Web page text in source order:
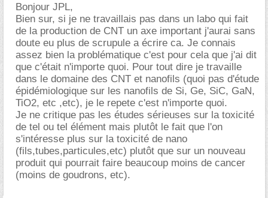
Bonjour JPL,
Bien sur, si je ne travaillais pas dans un labo qui fait
de la production de CNT un axe important j'aurai sans
doute eu plus de scrupule a écrire ca. Je connais
assez bien la problématique c'est pour cela que j'ai dit
que c'était n'importe quoi. Pour tout dire je travaille
dans le domaine des CNT et nanofils (quoi pas d'étude
épidémiologique sur les nanofils de Si, Ge, SiC, GaN,
TiO2, etc ,etc), je le repete c'est n'importe quoi.
Je ne critique pas les études sérieuses sur la toxicité
de tel ou tel élément mais plutôt le fait que l'on
s'intéresse plus sur la toxicité de nano
(fils,tubes,particules,etc) plutôt que sur un nouveau
produit qui pourrait faire beaucoup moins de cancer
(moins de goudrons, etc).